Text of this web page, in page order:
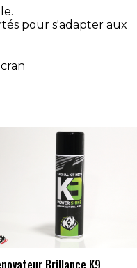
pour s'adapter aux